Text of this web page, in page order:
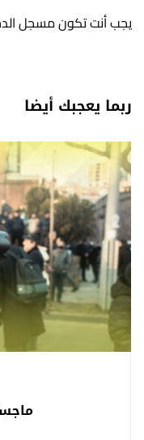
يجب أنت تكونمسجل
ربما يعجبك أيضا